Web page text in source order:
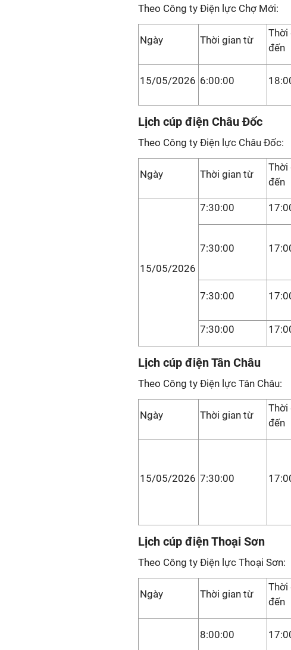
Theo Công ty Điện lực Chợ Mới:
Ngày Thời gian từ
Thời
đến
15/05/2026 6:00:00
Lịch cúp điện Châu Đốc
Theo Công ty Điện lực Châu Đốc:
Ngày Thời gian từ
Thời
đến
15/05/2026
7:30:00
7:30:00
7:30:00
7:30:00
Lịch cúp điện Tân Châu
Theo Công ty Điện lực Tân Châu:
Ngày Thời gian từ
Thời
đến
15/05/2026 7:30:00
Lịch cúp điện Thoại Sơn
Theo Công ty Điện lực Thoại Sơn:
Ngày Thời gian từ
Thời
đến
8:00:00